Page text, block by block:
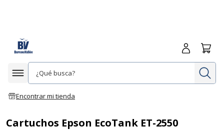
Afficher la navigation
Encontrar mi tienda
Iniciar
Cartuchos Epson EcoTank ET-2550